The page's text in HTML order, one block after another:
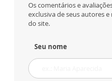
Os comentários e
exclusiva de seus autores
do site.
Seu nome